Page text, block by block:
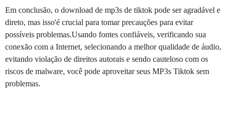
Em conclusão, o download de mp3s de tiktok pode ser agradável e
direto, mas isso'é crucial para tomar precauções para evitar
possíveis problemas.Usando fontes confiáveis, verificando sua
conexão com a Internet, selecionando a melhor qualidade de áudio,
evitando violação de direitos autorais e sendo cauteloso com os
riscos de malware, você pode aproveitar seus MP3s Tiktok sem
problemas.